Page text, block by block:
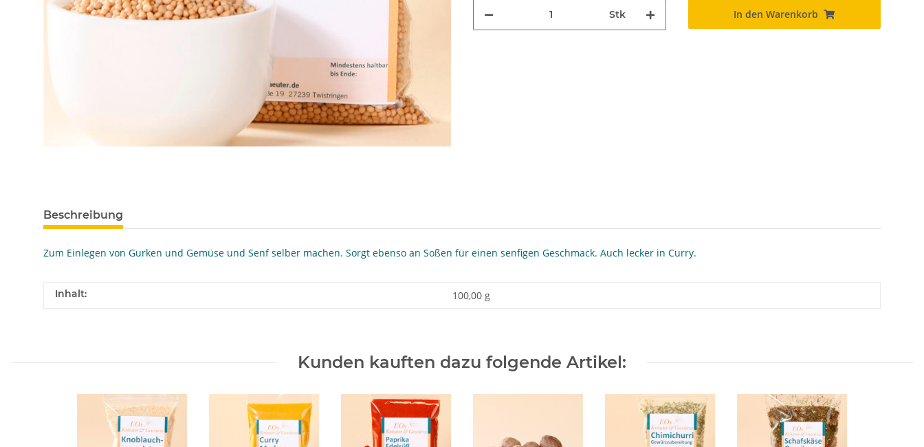
Stk In den Warenkorb
Beschreibung
Zum Einlegen von Gurken und Gemüse und Senf selber machen. Sorgt ebenso an Soßen für einen senfigen Geschmack. Auch lecker in Curry.
Inhalt: 100,00 g
Kunden kauften dazu folgende Artikel: